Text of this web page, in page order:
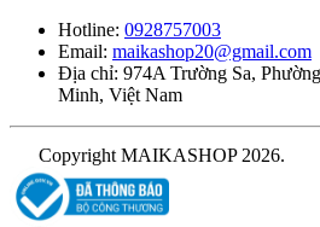
Hotline: 0928757003
Email: maikashop20@gmail.com
Địa chỉ: 974A Trường Sa,
Minh, Việt Nam
Copyright MAIKASHOP 2026.